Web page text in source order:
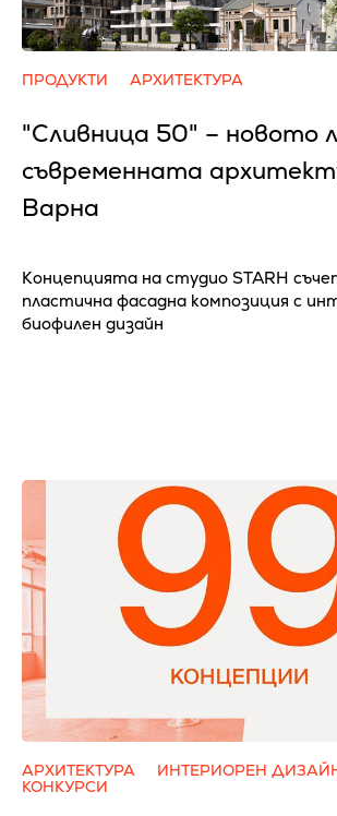
ПРОДУКТИ АРХИТЕКТУРА
"Сливница 50" – новото
съвременната
Варна
Концепцията на студио STARH
пластична фасадна композиция с
биофилен дизайн
АРХИТЕКТУРА
ИНТЕРИОРЕН
КОНКУРСИ